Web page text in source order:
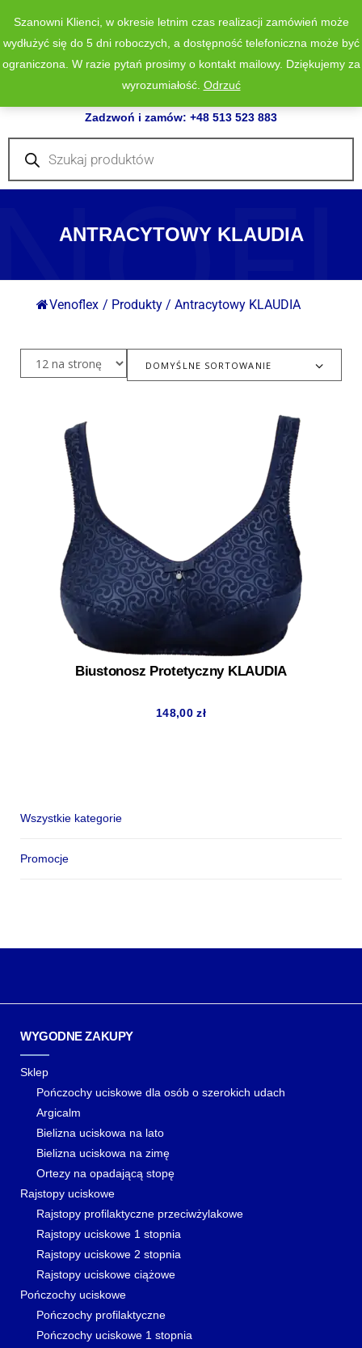
Zadzwoń i zamów: +48 513 523 883
Wyszukiwarka
produktów
ANTRACYTOWY KLAUDIA
Venoflex / Produkty / Antracytowy KLAUDIA
DOMYŚLNE SORTOWANIE
Biustonosz Protetyczny KLAUDIA
148,00zł
Wszystkie kategorie
Promocje
WYGODNE ZAKUPY
Sklep
Pończochy uciskowe dla osób o szerokich udach
Argicalm
Bielizna uciskowa na lato
Bielizna uciskowa na zimę
Ortezy na opadającą stopę
Rajstopy uciskowe
Rajstopy profilaktyczne przeciwżylakowe
Rajstopy uciskowe 1 stopnia
Rajstopy uciskowe 2 stopnia
Rajstopy uciskowe ciążowe
Pończochy uciskowe
Pończochy profilaktyczne
Pończochy uciskowe 1 stopnia
Szanowni Klienci, w okresie letnim czas realizacji zamówień może
wydłużyć się do 5 dni roboczych, a dostępność telefoniczna może być
ograniczona. W razie pytań prosimy o kontakt mailowy. Dziękujemy za
wyrozumiałość. Odrzuć